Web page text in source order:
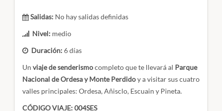
Salidas: No hay salidas definidas
Nivel: medio
Duración:6 días
Un viaje de senderismocompleto que te llevará al Parque
Nacional de Ordesa y Monte Perdidoy a visitar sus cuatro
valles principales: Ordesa, Añisclo, Escuain y Pineta.
CÓDIGO VIAJE: 004SES